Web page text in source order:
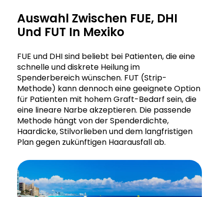
Auswahl Zwischen FUE, DHI
Und FUT In Mexiko
FUE und DHI sind beliebt bei Patienten, die eine
schnelle und diskrete Heilung im
Spenderbereich wünschen. FUT (Strip-
Methode) kann dennoch eine geeignete Option
für Patienten mit hohem Graft-Bedarf sein, die
eine lineare Narbe akzeptieren. Die passende
Methode hängt von der Spenderdichte,
Haardicke, Stilvorlieben und dem langfristigen
Plan gegen zukünftigen Haarausfall ab.